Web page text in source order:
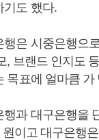
기도 했다.
행은 시중은행으
, 브랜드 인지도
목표에 얼마큼
행과 대구은행을
원이고 대구은행